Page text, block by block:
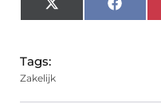
X
(Twitter)
Tags:
Zakelijk